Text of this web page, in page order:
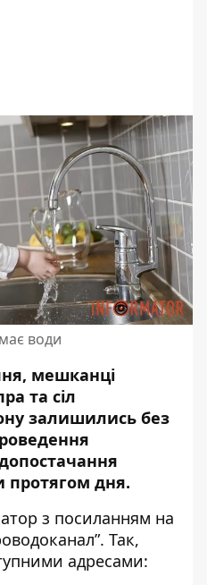
води
мешканці
та сіл
залишились без
протягом дня.
з посиланням на
. Так,
адресами: